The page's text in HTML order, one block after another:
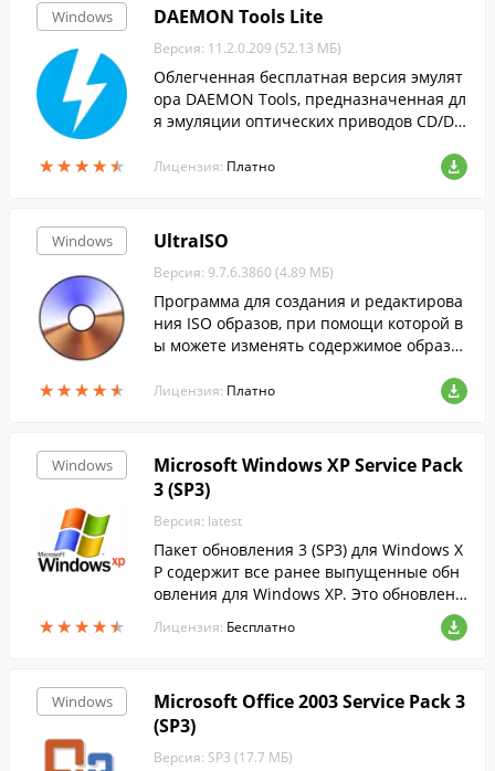
Windows
★★★★★
★★★★★
DAEMON Tools Lite
Версия: 11.2.0.209 (52.13 МБ)
Облегченная бесплатная версия эмулят
ора DAEMON Tools, предназначенная дл
я эмуляции оптических приводов CD/DV
Лицензия: Платно
Windows
★★★★★
★★★★★
UltraISO
Версия: 9.7.6.3860 (4.89 МБ)
Программа для создания и редактирова
ния ISO образов, при помощи которой в
ы можете изменять содержимое образо
ь ISO-файлы с жесткого диска.
Лицензия: Платно
Windows
★★★★★
★★★★★
Microsoft Windows XP Service Pack
3 (SP3)
Версия: latest
Пакет обновления 3 (SP3) для Windows X
P содержит все ранее выпущенные обн
овления для Windows XP. Это обновлени
е также включает несколько новых функ
ций, которые не вносят значительных и
Лицензия: Бесплатно
Windows
Microsoft Office 2003 Service Pack 3
(SP3)
Версия: SP3 (17.7 МБ)